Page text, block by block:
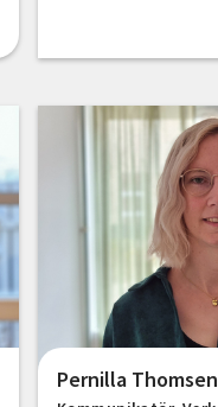
Pernilla Thomsen